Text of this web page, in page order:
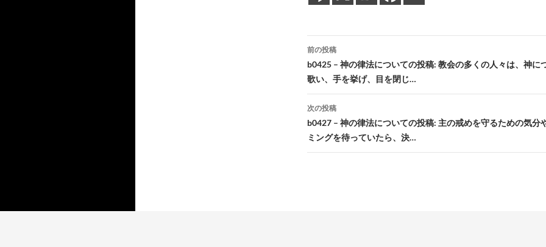
投
稿
ナ
ビ
ゲ
ー
前の投稿
b0425 – 神の律法についての投稿: 教会の多くの人々は、神に
歌い、手を挙げ、目を閉じ…
次の投稿
b0427 – 神の律法についての投稿: 主の戒めを守るための気分
ミングを待っていたら、決…